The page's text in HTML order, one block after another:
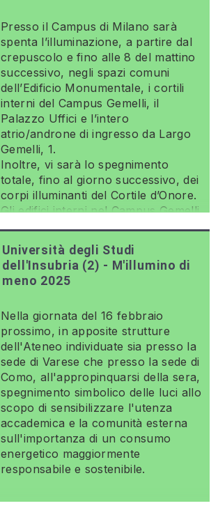
Presso il Campus di Milano sarà
spenta l’illuminazione, a partire dal
crepuscolo e fino alle 8 del mattino
successivo, negli spazi comuni
dell’Edificio Monumentale, i cortili
interni del Campus Gemelli, il
Palazzo Uffici e l’intero
atrio/androne di ingresso da Largo
Gemelli, 1.
Inoltre, vi sarà lo spegnimento
totale, fino al giorno successivo, dei
corpi illuminanti del Cortile d’Onore.
Gli edifici interni nel Campus Gemelli
dalle ore 22.
Università degli Studi
dell'Insubria (2) - M'illumino di
meno 2025
Nella giornata del 16 febbraio
prossimo, in apposite strutture
dell'Ateneo individuate sia presso la
sede di Varese che presso la sede di
Como, all'appropinquarsi della sera,
spegnimento simbolico delle luci allo
scopo di sensibilizzare l'utenza
accademica e la comunità esterna
sull'importanza di un consumo
energetico maggiormente
responsabile e sostenibile.